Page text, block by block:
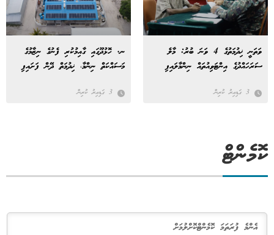
ވަތަނީ ޚިދުމަތުގެ 4 ވަނަ ބުރު: މާލެ
ސަރަހައްދުގެ އިންޓަވިއުތައް ނިންމާލައިފި
3 ގަޑިއިރު ކުރިން
ނ. ހޮޅުދޫގައި ގާއިމުކުރި ފެނުގެ ނިޒާމުގެ
މަސައްކަތް ނިންމާ، ޚިދުމަތް ދޭން ފަށައިފި
3 ގަޑިއިރު ކުރިން
ކޮމެންޓް